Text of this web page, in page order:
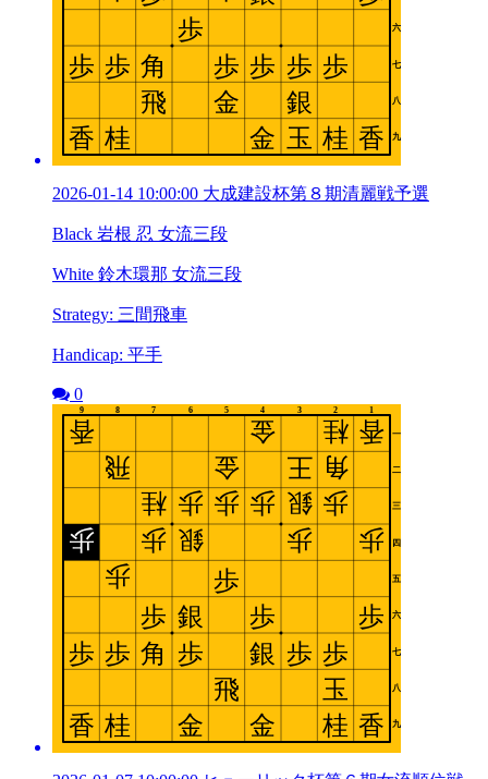
2026-01-14 10:00:00 大成建設杯第８期清麗戦予選
Black 岩根 忍 女流三段
White 鈴木環那 女流三段
Strategy: 三間飛車
Handicap: 平手
0